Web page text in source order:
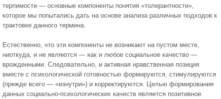
терпимости — основные компоненты понятия «толерантности»,
которое мы попытались дать на основе анализа различных подходов к
трактовке данного термина.
Естественно, что эти компоненты не возникают на пустом месте,
ниоткуда, и не являются — как и любое социальное качество —
врожденными. Следовательно, и активная нравственная позиция
вместе с психологической готовностью формируются, стимулируются
(прежде всего — «изнутри») и корректируются. Целью формирования
данных социально-психологических качеств является позитивное